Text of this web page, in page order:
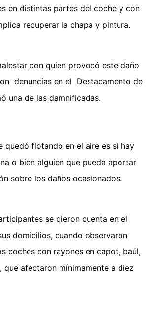
en distintas partes del coche y con
recuperar la chapa y pintura.
con quien provocó este daño
denuncias en el Destacamento de
una de las damnificadas.
quedó flotando en el aire es si hay
o bien alguien que pueda aportar
sobre los daños ocasionados.
se dieron cuenta en el
domicilios, cuando observaron
coches con rayones en capot, baúl,
que afectaron mínimamente a diez